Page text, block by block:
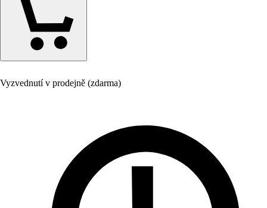
Vyzvednutí v prodejně (zdarma)